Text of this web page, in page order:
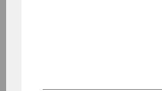
nen, die be­reits eine Stel­le
tent/in prae doc inne
eine Stel­le eines
doc/einer